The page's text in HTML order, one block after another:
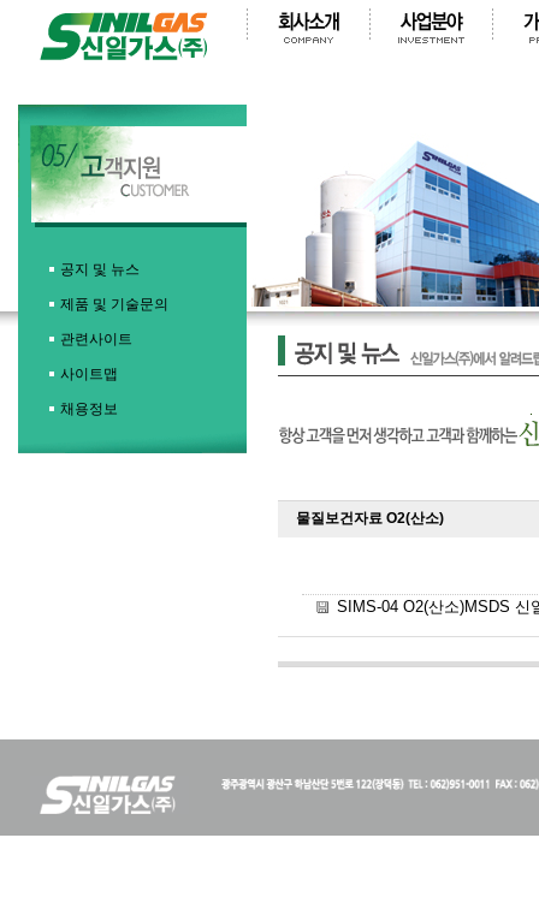
공지 및 뉴스
제품 및 기술문의
관련사이트
사이트맵
채용정보
물질보건자료 O2(산소)
SIMS-04 O2(산소)MSDS 신